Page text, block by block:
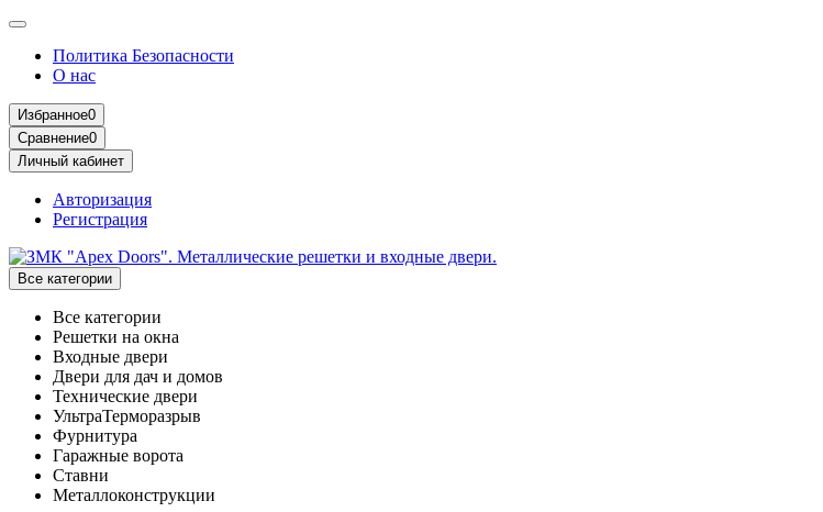
Политика Безопасности
О нас
Избранное0
Сравнение0
Личный кабинет
Авторизация
Регистрация
Все категории
Все категории
Решетки на окна
Входные двери
Двери для дач и домов
Технические двери
УльтраТерморазрыв
Фурнитура
Гаражные ворота
Ставни
Металлоконструкции